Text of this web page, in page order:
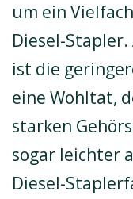
um ein
Diesel-
ist die
eine Wohltat,
starken
sogar leichter
Diesel-